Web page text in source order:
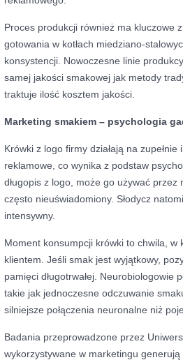
Proces produkcji również ma kluczowe
gotowania w kotłach miedziano-
konsystencji. Nowoczesne linie
samej jakości smakowej jak metody
traktuje ilość kosztem jakości.
Marketing smakiem – psychologia
Krówki z logo firmy działają na
reklamowe, co wynika z podstaw
długopis z logo, może go używać
często nieuświadomiony. Słodycz
intensywny.
Moment konsumpcji krówki to chwila, w
klientem. Jeśli smak jest wyjątkowy,
pamięci długotrwałej.
takie jak jednoczesne odczuwanie
silniejsze połączenia neuronalne niż
Badania przeprowadzone przez
wykorzystywane w marketingu